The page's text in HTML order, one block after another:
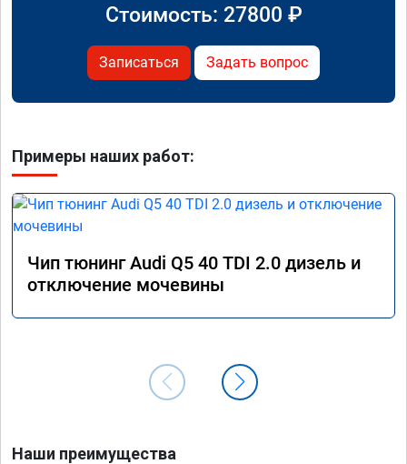
Стоимость: 27800 ₽
Записаться Задать вопрос
Примеры наших работ:
Чип тюнинг Audi Q5 40 TDI 2.0 дизель и
отключение мочевины
Наши преимущества